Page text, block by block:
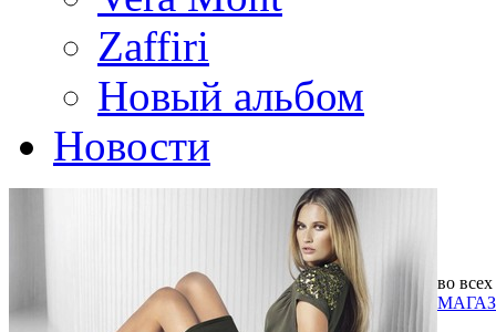
Zaffiri
Новый альбом
Новости
во всех